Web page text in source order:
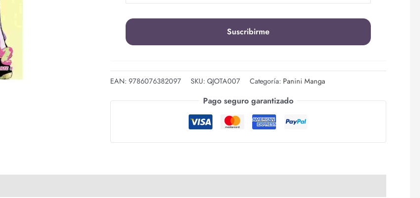
EAN:9786076382097 SKU:QJOTA007 Categoría: Panini Manga
Pago seguro garantizado